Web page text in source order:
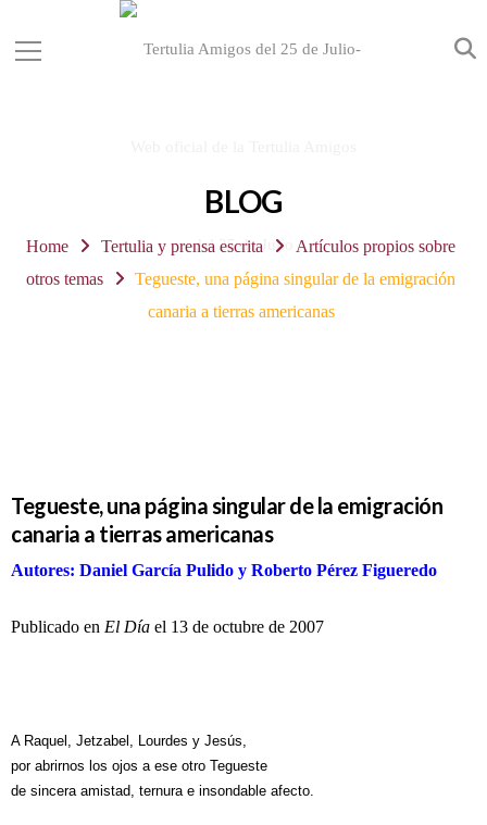
BLOG
Home Tertulia y prensa escrita
Artículos propios sobre
otros temas
Tegueste, una página singular de la emigración
canaria a tierras americanas
Tegueste, una página singular de la emigración
canaria a tierras americanas
Autores: Daniel García Pulido y Roberto Pérez Figueredo
Publicado en El Día el 13 de octubre de 2007
A Raquel, Jetzabel, Lourdes y Jesús,
por abrirnos los ojos a ese otro Tegueste
de sincera amistad, ternura e insondable afecto.